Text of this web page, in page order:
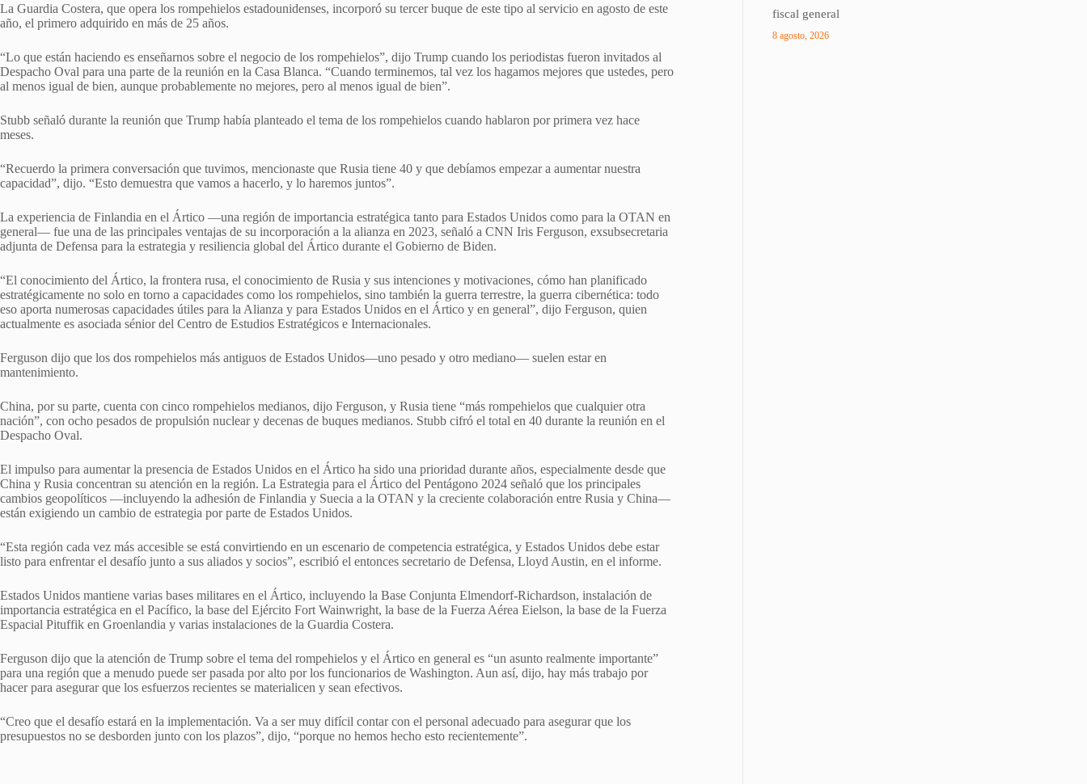
La Guardia Costera, que opera los rompehielos estadounidenses, incorporó su tercer buque de este tipo al servicio en agosto de este
año, el primero adquirido en más de 25 años.
“Lo que están haciendo es enseñarnos sobre el negocio de los rompehielos”, dijo Trump cuando los periodistas fueron invitados al
Despacho Oval para una parte de la reunión en la Casa Blanca. “Cuando terminemos, tal vez los hagamos mejores que ustedes, pero
al menos igual de bien, aunque probablemente no mejores, pero al menos igual de bien”.
Stubb señaló durante la reunión que Trump había planteado el tema de los rompehielos cuando hablaron por primera vez hace
meses.
“Recuerdo la primera conversación que tuvimos, mencionaste que Rusia tiene 40 y que debíamos empezar a aumentar nuestra
capacidad”, dijo. “Esto demuestra que vamos a hacerlo, y lo haremos juntos”.
La experiencia de Finlandia en el Ártico —una región de importancia estratégica tanto para Estados Unidos como para la OTAN en
general— fue una de las principales ventajas de su incorporación a la alianza en 2023, señaló a CNN Iris Ferguson, exsubsecretaria
adjunta de Defensa para la estrategia y resiliencia global del Ártico durante el Gobierno de Biden.
“El conocimiento del Ártico, la frontera rusa, el conocimiento de Rusia y sus intenciones y motivaciones, cómo han planificado
estratégicamente no solo en torno a capacidades como los rompehielos, sino también la guerra terrestre, la guerra cibernética: todo
eso aporta numerosas capacidades útiles para la Alianza y para Estados Unidos en el Ártico y en general”, dijo Ferguson, quien
actualmente es asociada sénior del Centro de Estudios Estratégicos e Internacionales.
Ferguson dijo que los dos rompehielos más antiguos de Estados Unidos—uno pesado y otro mediano— suelen estar en
mantenimiento.
China, por su parte, cuenta con cinco rompehielos medianos, dijo Ferguson, y Rusia tiene “más rompehielos que cualquier otra
nación”, con ocho pesados de propulsión nuclear y decenas de buques medianos. Stubb cifró el total en 40 durante la reunión en el
Despacho Oval.
El impulso para aumentar la presencia de Estados Unidos en el Ártico ha sido una prioridad durante años, especialmente desde que
China y Rusia concentran su atención en la región. La Estrategia para el Ártico del Pentágono 2024 señaló que los principales
cambios geopolíticos —incluyendo la adhesión de Finlandia y Suecia a la OTAN y la creciente colaboración entre Rusia y China—
están exigiendo un cambio de estrategia por parte de Estados Unidos.
“Esta región cada vez más accesible se está convirtiendo en un escenario de competencia estratégica, y Estados Unidos debe estar
listo para enfrentar el desafío junto a sus aliados y socios”, escribió el entonces secretario de Defensa, Lloyd Austin, en el informe.
Estados Unidos mantiene varias bases militares en el Ártico, incluyendo la Base Conjunta Elmendorf-Richardson, instalación de
importancia estratégica en el Pacífico, la base del Ejército Fort Wainwright, la base de la Fuerza Aérea Eielson, la base de la Fuerza
Espacial Pituffik en Groenlandia y varias instalaciones de la Guardia Costera.
Ferguson dijo que la atención de Trump sobre el tema del rompehielos y el Ártico en general es “un asunto realmente importante”
para una región que a menudo puede ser pasada por alto por los funcionarios de Washington. Aun así, dijo, hay más trabajo por
hacer para asegurar que los esfuerzos recientes se materialicen y sean efectivos.
“Creo que el desafío estará en la implementación. Va a ser muy difícil contar con el personal adecuado para asegurar que los
presupuestos no se desborden junto con los plazos”, dijo, “porque no hemos hecho esto recientemente”.
fiscal general
8 agosto, 2026